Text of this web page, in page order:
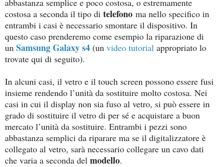
costosa a seconda il tipo di telefono ma nello specifico in
entrambi i casi è necessario smontare il dispositivo. In
questo caso prenderemo come esempio la riparazione di
un Samsung Galaxy s4 (un video tutorial appropriato lo
trovate qui di seguito).
In alcuni casi, il vetro e il touch screen possono essere fusi
insieme rendendo l’unità da sostituire molto costosa. Nei
casi in cui il display non sia fuso al vetro, si può essere in
grado di sostituire il vetro di per sé e acquistare a buon
mercato l’unità da sostituire. Entrambi i pezzi sono
abbastanza semplici da riparare ma se il digitalizzatore è
collegato al vetro, sarà necessario collegare un cavo dati
che varia a seconda del modello.